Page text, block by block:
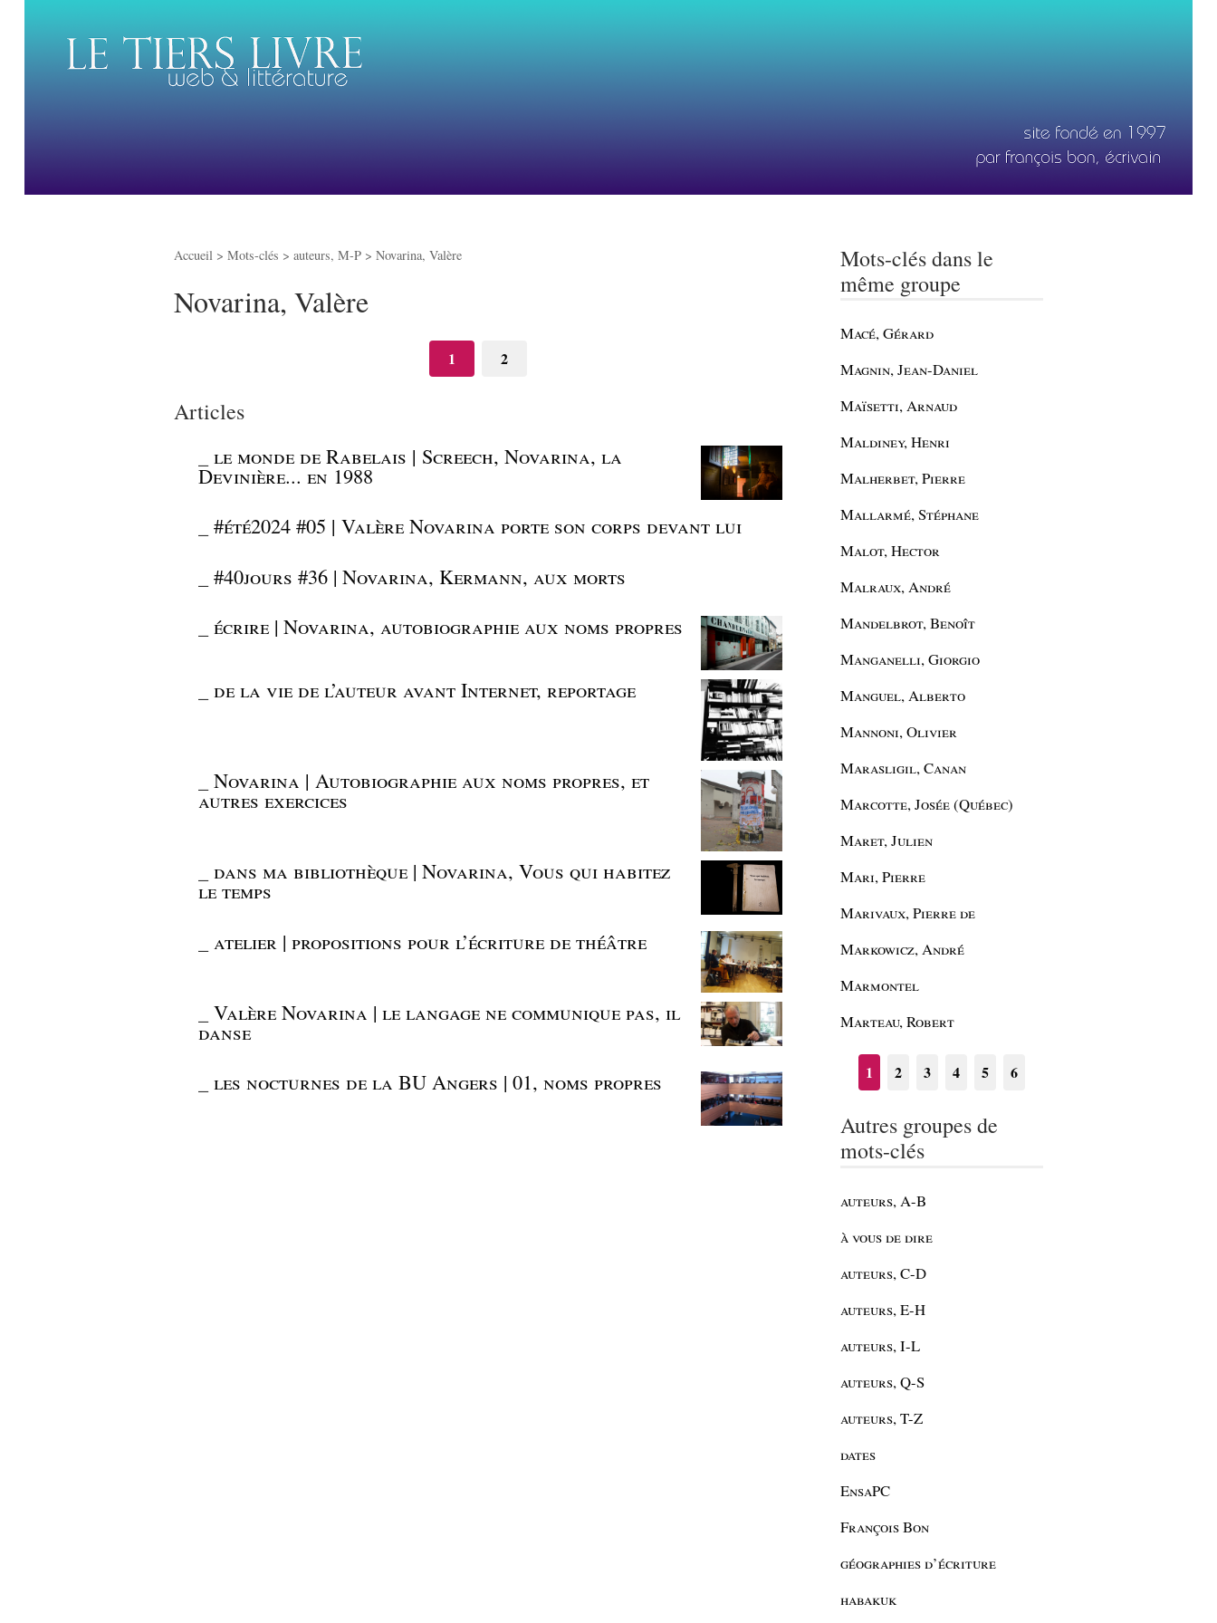
Accueil > Mots-clés > auteurs, M-P > Novarina, Valère
Novarina, Valère
1 2
Articles
le monde de Rabelais | Screech, Novarina, la
Devinière... en 1988
#été2024 #05 | Valère Novarina porte son corps devant lui
#40jours #36 | Novarina, Kermann, aux morts
écrire | Novarina, autobiographie aux noms propres
de la vie de l’auteur avant Internet, reportage
Novarina | Autobiographie aux noms propres, et
autres exercices
dans ma bibliothèque | Novarina, Vous qui habitez
le temps
atelier | propositions pour l’écriture de théâtre
Valère Novarina | le langage ne communique pas, il
danse
les nocturnes de la BU Angers | 01, noms propres
Mots-clés dans le
même groupe
Macé, Gérard
Magnin, Jean-Daniel
Maïsetti, Arnaud
Maldiney, Henri
Malherbet, Pierre
Mallarmé, Stéphane
Malot, Hector
Malraux, André
Mandelbrot, Benoît
Manganelli, Giorgio
Manguel, Alberto
Mannoni, Olivier
Marasligil, Canan
Marcotte, Josée (Québec)
Maret, Julien
Mari, Pierre
Marivaux, Pierre de
Markowicz, André
Marmontel
Marteau, Robert
1 2 3 4 5 6
Autres groupes de
mots-clés
auteurs, A-B
à vous de dire
auteurs, C-D
auteurs, E-H
auteurs, I-L
auteurs, Q-S
auteurs, T-Z
dates
EnsaPC
François Bon
géographies d’écriture
habakuk